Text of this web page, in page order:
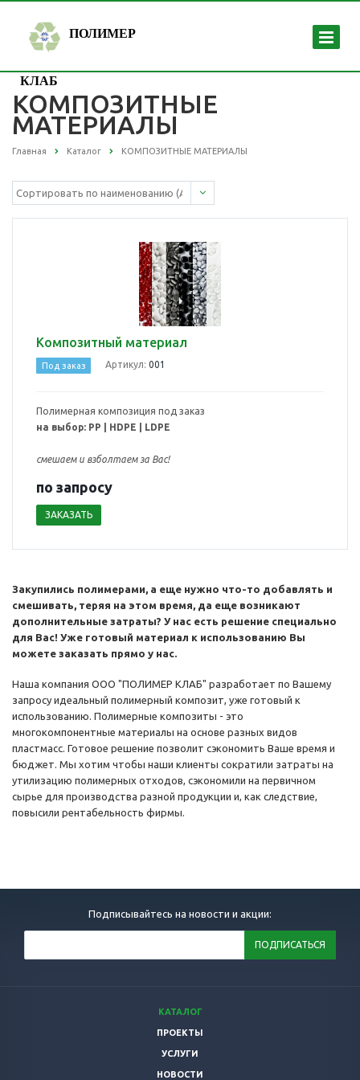
ПОЛИМЕР
КЛАБ
КОМПОЗИТНЫЕ
МАТЕРИАЛЫ
Главная Каталог КОМПОЗИТНЫЕ МАТЕРИАЛЫ
Композитный материал
Под заказ Артикул:001
Полимерная композиция под заказ
на выбор: РР | HDPE | LDPE
смешаем и взболтаем за Вас!
по запросу
ЗАКАЗАТЬ
Закупились полимерами, а еще нужно что-то добавлять и
смешивать, теряя на этом время, да еще возникают
дополнительные затраты? У нас есть решение специально
для Вас! Уже готовый материал к использованию Вы
можете заказать прямо у нас.
Наша компания ООО "ПОЛИМЕР КЛАБ" разработает по Вашему
запросу идеальный полимерный композит, уже готовый к
использованию. Полимерные композиты - это
многокомпонентные материалы на основе разных видов
пластмасс. Готовое решение позволит сэкономить Ваше время и
бюджет. Мы хотим чтобы наши клиенты сократили затраты на
утилизацию полимерных отходов, сэкономили на первичном
сырье для производства разной продукции и, как следствие,
повысили рентабельность фирмы.
Подписывайтесь на новости и акции:
КАТАЛОГ
ПРОЕКТЫ
УСЛУГИ
НОВОСТИ